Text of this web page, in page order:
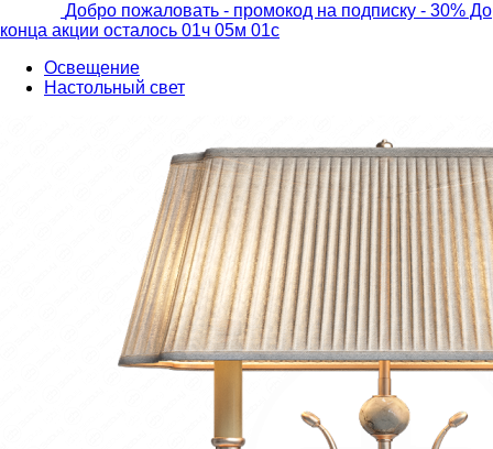
Добро пожаловать - промокод на подписку - 30% До
конца акции осталось 01ч 05м 00с
Освещение
Настольный свет